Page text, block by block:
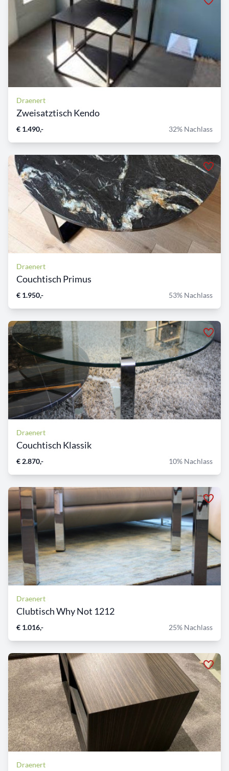
Draenert
Zweisatztisch Kendo
€ 1.490,- 32% Nachlass
Draenert
Couchtisch Primus
€ 1.950,- 53% Nachlass
Draenert
Couchtisch Klassik
€ 2.870,- 10% Nachlass
Draenert
Clubtisch Why Not 1212
€ 1.016,- 25% Nachlass
Draenert